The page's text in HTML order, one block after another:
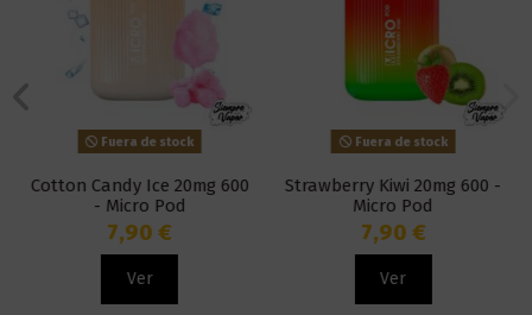
Fuera de stock
Cotton Candy Ice 20mg 600
- Micro Pod
7,90 €
Ver
Fuera de stock
Strawberry Kiwi 20mg 600 -
Micro Pod
7,90 €
Ver